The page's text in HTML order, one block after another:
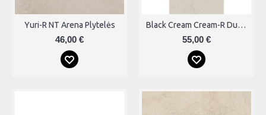
Yuri-R NT Arena Plytelės
46,00 €
Black Cream Cream-R Dune Plytelės
55,00 €